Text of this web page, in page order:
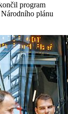
program
plánu